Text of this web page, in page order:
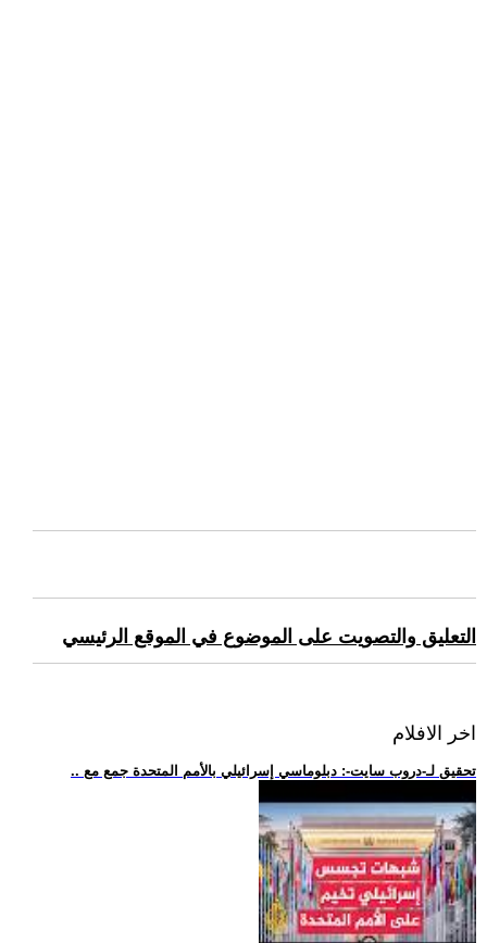
التعليق والتصويت على الموضوع في الموقع الرئيسي
اخر الافلام
.. تحقيق لـ-دروب سايت-: دبلوماسي إسرائيلي بالأمم المتحدة جمع مع